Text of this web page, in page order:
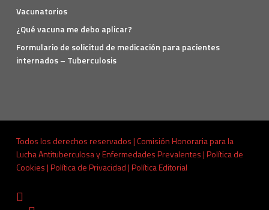
Vacunatorios
¿Qué vacuna me debo aplicar?
Formulario de solicitud de medicación para pacientes
internados – Tuberculosis
Todos los derechos reservados | Comisión Honoraria para la
Lucha Antituberculosa y Enfermedades Prevalentes |Política de
Cookies|Política de Privacidad|Política Editorial
x-